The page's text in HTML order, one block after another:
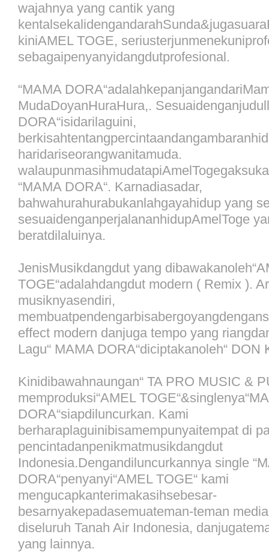
wajahnya yang cantik yang
kiniAMEL TOGE,
sebagaipenyanyidangdutprofesional.
“MAMA
MudaDoyanHuraHura,.
DORA“isidarilaguini,
haridariseorangwanitamuda.
“MAMA DORA“. Karnadiasadar,
bahwahurahurabukanlahgayahidup yang
sesuaidenganperjalananhidupAmelToge
beratdilaluinya.
JenisMusikdangdut yang
TOGE“adalahdangdut modern ( Remix ).
musiknyasendiri,
effect modern danjuga tempo yang
Lagu“ MAMA DORA“diciptakanoleh“ DON
Kinidibawahnaungan“ TA PRO MUSIC &
memproduksi“AMEL
DORA“siapdiluncurkan. Kami
berharaplaguinibisamempunyaitempat di
pencintadanpenikmatmusikdangdut
Indonesia.Dengandiluncurkannya single
DORA“penyanyi“AMEL TOGE“ kami
mengucapkanterimakasihsebesar-
besarnyakepadasemuateman-teman
diseluruh Tanah Air Indonesia,
yang lainnya.